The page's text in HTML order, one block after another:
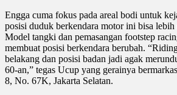
Engga cuma fokus pada areal bodi untuk
posisi duduk berkendara motor ini bisa lebih
Model tangki dan pemasangan footstep
membuat posisi berkendara berubah.
belakang dan posisi badan jadi agak
60-an,” tegas Ucup yang gerainya
8, No. 67K, Jakarta Selatan.